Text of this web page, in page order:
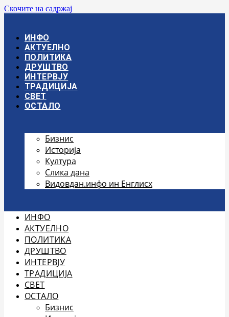
Скочите на садржај
ИНФО
АКТУЕЛНО
ПОЛИТИКА
ДРУШТВО
ИНТЕРВЈУ
ТРАДИЦИЈА
СВЕТ
ОСТАЛО
Бизнис
Историја
Култура
Слика дана
Видовдан.инфо ин Енглисх
ИНФО
АКТУЕЛНО
ПОЛИТИКА
ДРУШТВО
ИНТЕРВЈУ
ТРАДИЦИЈА
СВЕТ
ОСТАЛО
Бизнис